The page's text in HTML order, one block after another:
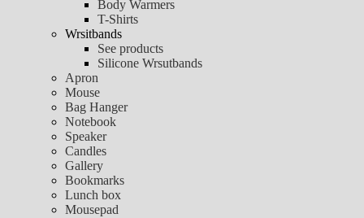
Body Warmers
T-Shirts
Wrsitbands
See products
Silicone Wrsutbands
Apron
Mouse
Bag Hanger
Notebook
Speaker
Candles
Gallery
Bookmarks
Lunch box
Mousepad